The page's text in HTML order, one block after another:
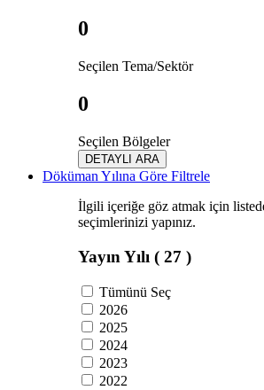
0
Seçilen Tema/Sektör
0
Seçilen Bölgeler
DETAYLI ARA
Döküman Yılına Göre Filtrele
İlgili içeriğe göz atmak için
seçimlerinizi yapınız.
Yayın Yılı ( 27 )
Tümünü Seç
2026
2025
2024
2023
2022